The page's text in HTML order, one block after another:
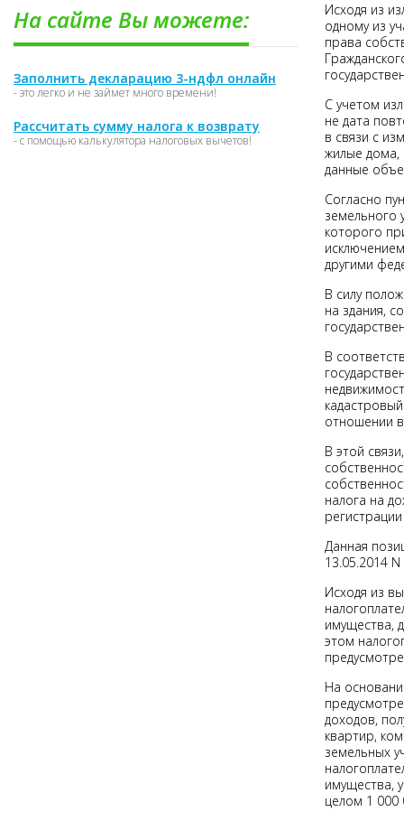
На сайте Вы можете:
Заполнить декларацию 3-ндфл онлайн
- это легко и не займет много времени!
Рассчитать сумму налога к возврату
- с помощью калькулятора налоговых вычетов!
Исходя из
одному из
права
С учетом
не дата
в связи с
жилые дома,
данные
Согласно
земельного
которого
другими
В силу
на здания,
В
отношении
В этой
налога на
Данная
13.05.2014
Исходя из
имущества,
этом
На
доходов,
квартир,
земельных
имущества,
целом 1 000